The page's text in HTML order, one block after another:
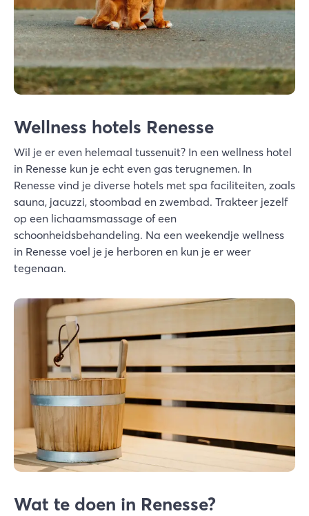
Wellness hotels Renesse
Wil je er even helemaal tussenuit? In een wellness hotel
in Renesse kun je echt even gas terugnemen. In
Renesse vind je diverse hotels met spa faciliteiten, zoals
sauna, jacuzzi, stoombad en zwembad. Trakteer jezelf
op een lichaamsmassage of een
schoonheidsbehandeling. Na een weekendje wellness
in Renesse voel je je herboren en kun je er weer
tegenaan.
Wat te doen in Renesse?